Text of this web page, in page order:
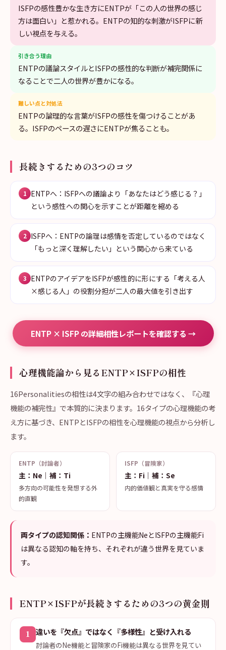
ISFPの感性豊かな生き方にENTPが「この人の世界の感じ
方は面白い」と惹かれる。ENTPの知的な刺激がISFPに新
しい視点を与える。
引き合う理由
ENTPの議論スタイルとISFPの感性的な判断が補完関係に
なることで二人の世界が豊かになる。
難しい点と対処法
ENTPの論理的な言葉がISFPの感性を傷つけることがあ
る。ISFPのペースの遅さにENTPが焦ることも。
長続きするための3つのコツ
1
ENTPへ：ISFPへの議論より「あなたはどう感じる？」
という感性への関心を示すことが距離を縮める
2 ISFPへ：ENTPの論理は感情を否定しているのではなく
「もっと深く理解したい」という関心から来ている
3
ENTPのアイデアをISFPが感性的に形にする「考える人
×感じる人」の役割分担が二人の最大値を引き出す
ENTP × ISFP の詳細相性レポートを確認する →
心理機能論から見るENTP×ISFPの相性
16Personalitiesの相性は4文字の組み合わせではなく、『心理
機能の補完性』で本質的に決まります。16タイプの心理機能の考
え方に基づき、ENTPとISFPの相性を心理機能の視点から分析し
ます。
ENTP（討論者）
主：Ne｜補：Ti
多方向の可能性を発想する外
的直観
ISFP（冒険家）
主：Fi｜補：Se
内的価値観と真実を守る感情
両タイプの認知関係： ENTPの主機能NeとISFPの主機能Fi
は異なる認知の軸を持ち、それぞれが違う世界を見ていま
す。
ENTP×ISFPが長続きするための3つの黄金則
1 違いを『欠点』ではなく『多様性』と受け入れる
討論者のNe機能と冒険家のFi機能は異なる世界を見てい